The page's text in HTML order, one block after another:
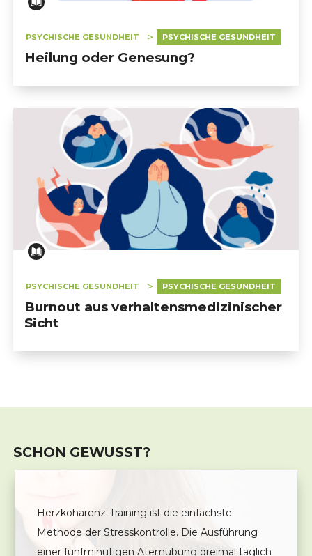
PSYCHISCHE GESUNDHEIT PSYCHISCHE GESUNDHEIT
Heilung oder Genesung?
PSYCHISCHE GESUNDHEIT PSYCHISCHE GESUNDHEIT
Burnout aus verhaltensmedizinischer
Sicht
SCHON GEWUSST?
Herzkohärenz-Training ist die einfachste
Methode der Stresskontrolle. Die Ausführung
einer fünfminütigen Atemübung dreimal täglich